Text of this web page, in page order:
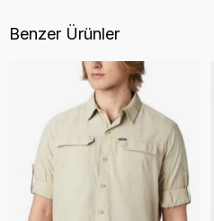
Benzer Ürünler